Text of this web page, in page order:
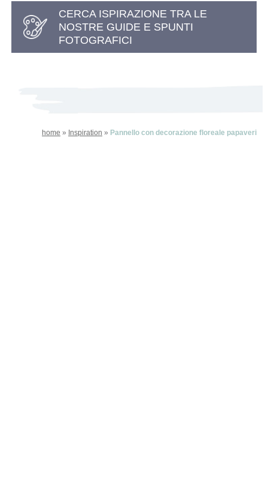
CERCA ISPIRAZIONE TRA LE
NOSTRE GUIDE E SPUNTI
FOTOGRAFICI
home » Inspiration » Pannello con decorazione floreale papaveri